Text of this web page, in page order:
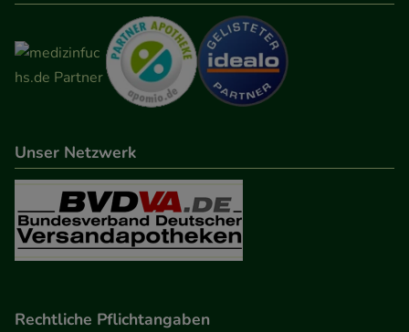
Unser Netzwerk
Rechtliche Pflichtangaben